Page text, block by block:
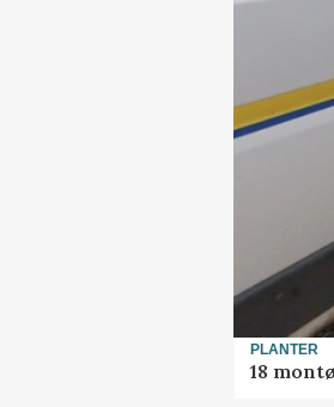
PLANTER
18